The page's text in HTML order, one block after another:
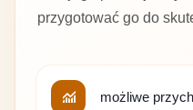
przygotować go do
monitoring możliwe